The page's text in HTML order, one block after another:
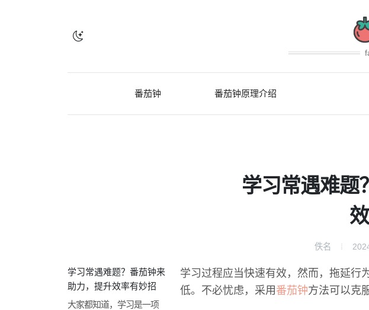
番茄钟 番茄钟原理介绍
学习常遇难题
佚名
学习常遇难题？番茄钟来
助力，提升效率有妙招
大家都知道，学习是一项
学习过程应当快速有效，然而，拖延行
低。不必忧虑，采用 番茄钟方法可以克